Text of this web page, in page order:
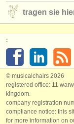
tragen sie
:
© musicalchairs 2026
registered office: 11
kingdom.
company registration
compliance notice: ​this
for more information on